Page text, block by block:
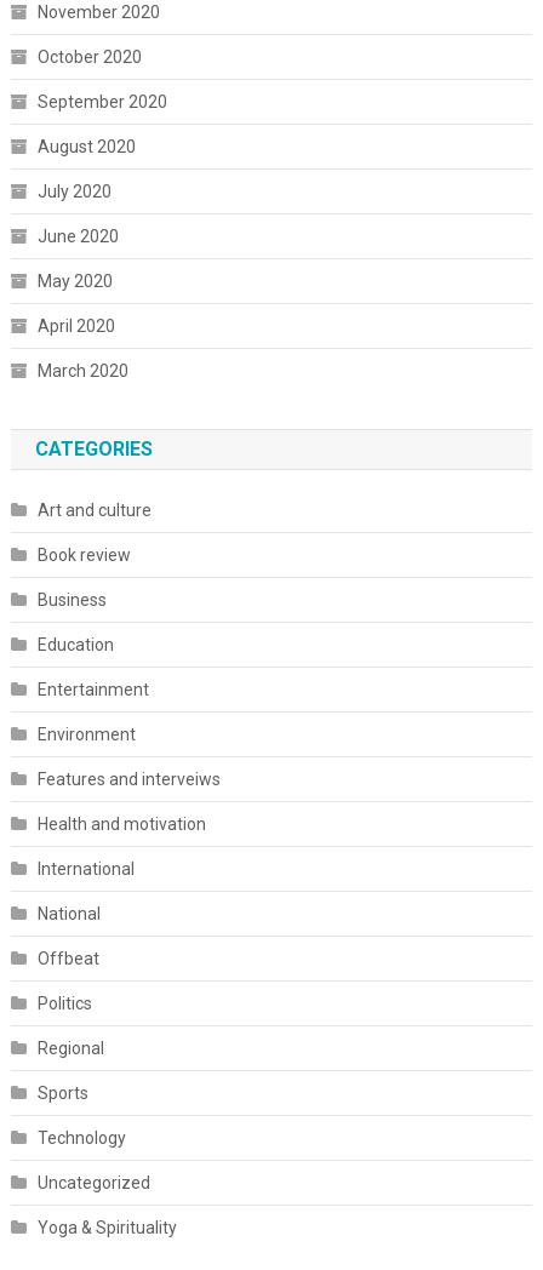
November 2020
October 2020
September 2020
August 2020
July 2020
June 2020
May 2020
April 2020
March 2020
CATEGORIES
Art and culture
Book review
Business
Education
Entertainment
Environment
Features and interveiws
Health and motivation
International
National
Offbeat
Politics
Regional
Sports
Technology
Uncategorized
Yoga & Spirituality